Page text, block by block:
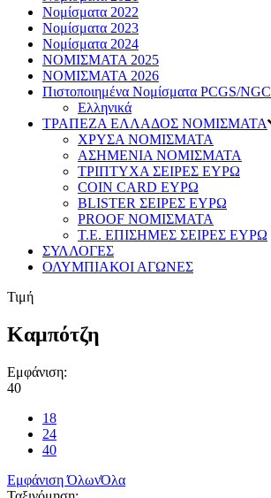
Νομίσματα 2022
Νομίσματα 2023
Νομίσματα 2024
ΝΟΜΙΣΜΑΤΑ 2025
ΝΟΜΙΣΜΑΤΑ 2026
Πιστοποιημένα Νομίσματα PCGS/NGC
Ελληνικά
ΤΡΑΠΕΖΑ ΕΛΛΑΔΟΣ ΝΟΜΙΣΜΑΤΑ
ΧΡΥΣΑ ΝΟΜΙΣΜΑΤΑ
ΑΣΗΜΕΝΙΑ ΝΟΜΙΣΜΑΤΑ
ΤΡΙΠΤΥΧΑ ΣΕΙΡΕΣ ΕΥΡΩ
COIN CARD ΕΥΡΩ
BLISTER ΣΕΙΡΕΣ ΕΥΡΩ
PROOF ΝΟΜΙΣΜΑΤΑ
Τ.Ε. ΕΠΙΣΗΜΕΣ ΣΕΙΡΕΣ ΕΥΡΩ
ΣΥΛΛΟΓΕΣ
ΟΛΥΜΠΙΑΚΟΙ ΑΓΩΝΕΣ
Τιμή
Καμπότζη
Εμφάνιση:
40
18
24
40
Εμφάνιση ΌλωνΌλα